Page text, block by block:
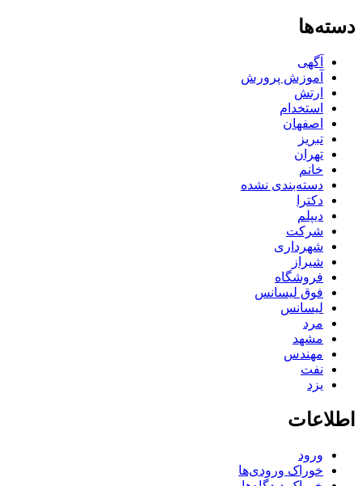
دسته‌ها
آگهی
آموزش پرورش
ارتش
استخدام
اصفهان
تبریز
تهران
خانم
دسته‌بندی نشده
دکترا
دیپلم
شرکت
شهرداری
شیراز
فروشگاه
فوق لیسانس
لیسانس
مرد
مشهد
مهندس
نفت
یزد
اطلاعات
ورود
خوراک ورودی‌ها